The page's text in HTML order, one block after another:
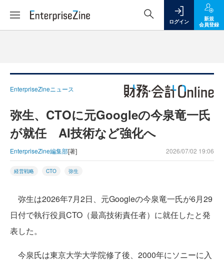
ログイン
新規
会員登録
EnterpriseZineニュース
弥生、CTOに元Googleの今泉竜一氏
が就任 AI技術など強化へ
EnterpriseZine編集部[著] 2026/07/02 19:06
経営戦略 CTO 弥生
弥生は2026年7月2日、元Googleの今泉竜一氏が6月29
日付で執行役員CTO（最高技術責任者）に就任したと発
表した。
今泉氏は東京大学大学院修了後、2000年にソニーに入